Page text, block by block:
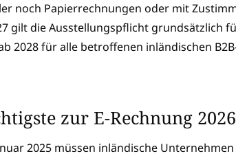
noch Papierrechnungen oder mit
gilt die Ausstellungspflicht grundsätzlich
2028 für alle betroffenen inländischen
zur E-Rechnung 2026
2025 müssen inländische